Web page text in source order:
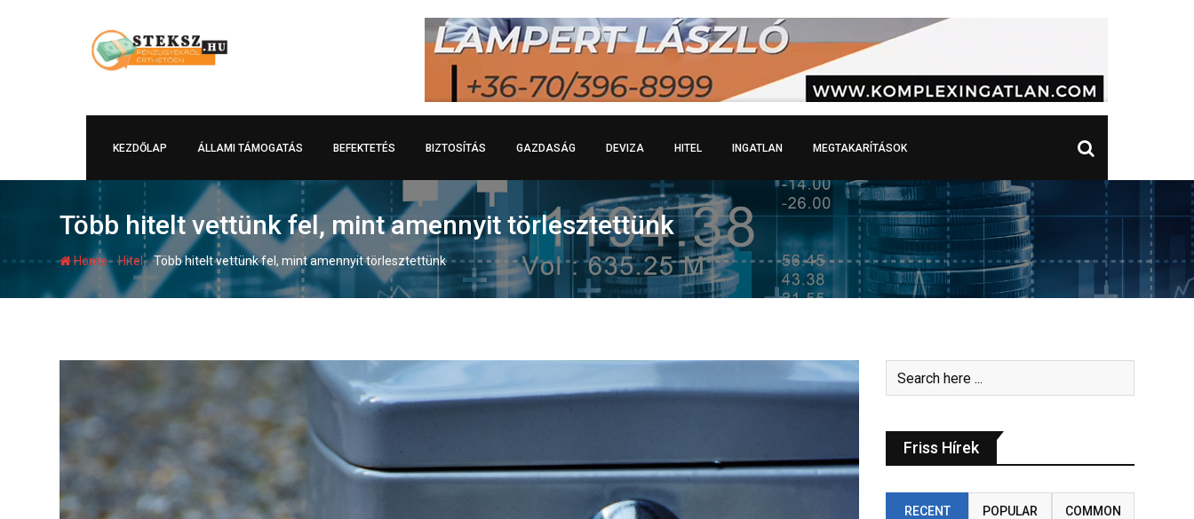
KEZDŐLAP ÁLLAMI TÁMOGATÁS BEFEKTETÉS BIZTOSÍTÁS GAZDASÁG DEVIZA HITEL INGATLAN MEGTAKARÍTÁSOK
Több hitelt vettünk fel, mint amennyit törlesztettünk
Home-Hitel -Több hitelt vettünk fel, mint amennyit törlesztettünk
Friss Hírek
RECENT POPULAR COMMON